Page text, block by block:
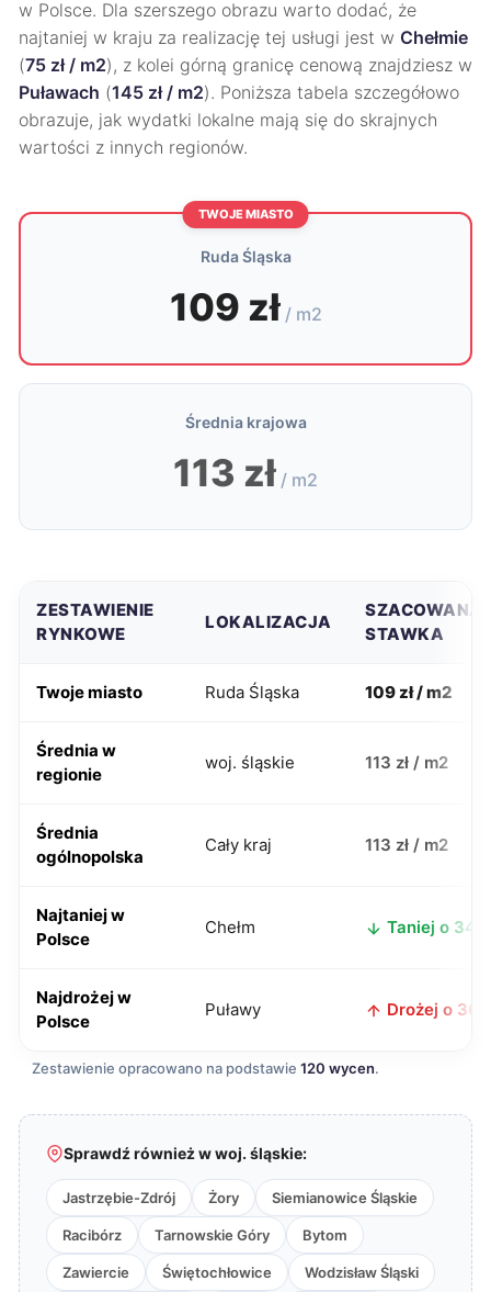
w Polsce. Dla szerszego obrazu warto dodać, że
najtaniej w kraju za realizację tej usługi jest w Chełmie
(75 zł / m2), z kolei górną granicę cenową znajdziesz w
Puławach (145 zł / m2). Poniższa tabela szczegółowo
obrazuje, jak wydatki lokalne mają się do skrajnych
wartości z innych regionów.
TWOJE MIASTO
Ruda Śląska
109 zł / m2
Średnia krajowa
113 zł / m2
ZESTAWIENIE
RYNKOWE
LOKALIZACJA
SZACOWANA
STAWKA
Twoje miasto Ruda Śląska 109 zł / m2
Średnia w
regionie
woj. śląskie 113 zł / m2
Średnia
ogólnopolska
Cały kraj 113 zł / m2
Najtaniej w
Polsce
Chełm Taniej o 34
Najdrożej w
Polsce
Puławy Drożej o 36
Zestawienie opracowano na podstawie 120 wycen.
Sprawdź również w woj. śląskie:
Jastrzębie-Zdrój Żory Siemianowice Śląskie
Racibórz Tarnowskie Góry Bytom
Zawiercie Świętochłowice Wodzisław Śląski